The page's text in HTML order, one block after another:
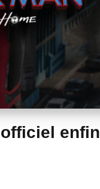
enfin